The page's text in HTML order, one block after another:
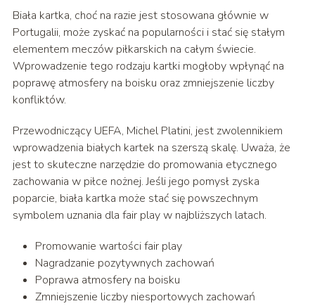
Biała kartka, choć na razie jest stosowana głównie w
Portugalii, może zyskać na popularności i stać się stałym
elementem meczów piłkarskich na całym świecie.
Wprowadzenie tego rodzaju kartki mogłoby wpłynąć na
poprawę atmosfery na boisku oraz zmniejszenie liczby
konfliktów.
Przewodniczący UEFA, Michel Platini, jest zwolennikiem
wprowadzenia białych kartek na szerszą skalę. Uważa, że
jest to skuteczne narzędzie do promowania etycznego
zachowania w piłce nożnej. Jeśli jego pomysł zyska
poparcie, biała kartka może stać się powszechnym
symbolem uznania dla fair play w najbliższych latach.
Promowanie wartości fair play
Nagradzanie pozytywnych zachowań
Poprawa atmosfery na boisku
Zmniejszenie liczby niesportowych zachowań